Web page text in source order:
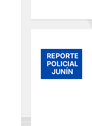
REPORTE
POLICIAL
JUNÍN